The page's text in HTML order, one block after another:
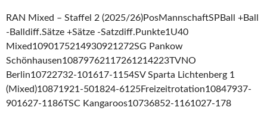
RAN Mixed – Staffel 2 (2025/26)PosMannschaftSPBall +Ball
-Balldiff.Sätze +Sätze -Satzdiff.Punkte1U40
Mixed1090175214930921272SG Pankow
Schönhausen10879762117261214223TVNO
Berlin10722732-101617-1154SV Sparta Lichtenberg 1
(Mixed)10871921-501824-6125Freizeitrotation10847937-
901627-1186TSC Kangaroos10736852-1161027-178